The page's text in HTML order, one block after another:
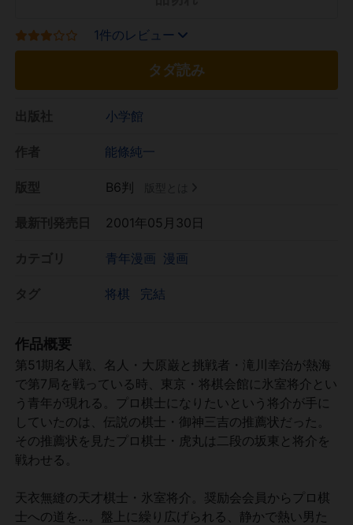
1件のレビュー
タダ読み
小学館
能條純一
B6判
2001年05月30日
青年漫画 漫画
将棋 完結
作品概要
第51期名人戦、名人・大原巌と挑戦者・滝川幸治が熱海
で第7局を戦っている時、東京・将棋会館に氷室将介とい
う青年が現れる。プロ棋士になりたいという将介が手に
していたのは、伝説の棋士・御神三吉の推薦状だった。
その推薦状を見たプロ棋士・虎丸は二段の坂東と将介を
戦わせる。
天衣無縫の天才棋士・氷室将介。奨励会会員からプロ棋
士への道を…。盤上に繰り広げられる、静かで熱い男た